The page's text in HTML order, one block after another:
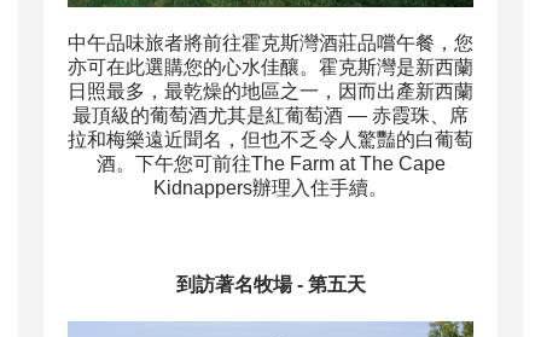
中午品味旅者將前往霍克斯灣酒莊品嚐午餐，您
亦可在此選購您的心水佳釀。霍克斯灣是新西蘭
日照最多，最乾燥的地區之一，因而出產新西蘭
最頂級的葡萄酒尤其是紅葡萄酒 — 赤霞珠、席
拉和梅樂遠近聞名，但也不乏令人驚豔的白葡萄
酒。下午您可前往The Farm at The Cape
Kidnappers辦理入住手續。
到訪著名牧場- 第五天